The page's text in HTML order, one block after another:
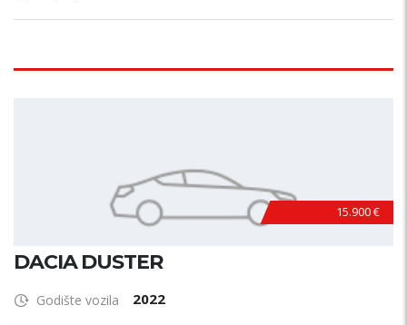
15.900 €
DACIA DUSTER
Godište vozila 2022